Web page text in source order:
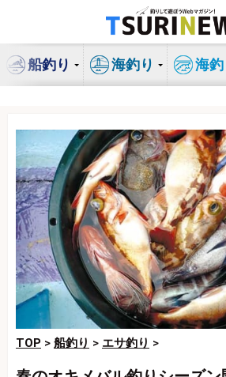
ン
船釣り 海釣り 海
TOP > 船釣り > エサ釣り >